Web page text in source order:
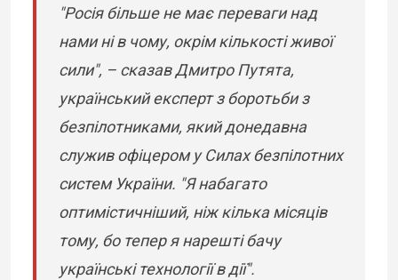
"Росія більше не має переваги над
нами ні в чому, окрім кількості живої
сили", – сказав Дмитро Путята,
український експерт з боротьби з
безпілотниками, який донедавна
служив офіцером у Силах безпілотних
систем України. "Я набагато
оптимістичніший, ніж кілька місяців
тому, бо тепер я нарешті бачу
українські технології в дії".